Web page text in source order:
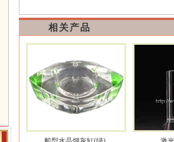
相关产品